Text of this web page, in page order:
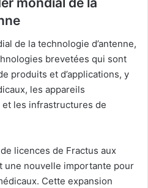
de la technologie d’antenne,
brevetées qui sont
produits et d’applications, y
les appareils
les infrastructures de
licences de Fractus aux
une nouvelle importante pour
Cette expansion